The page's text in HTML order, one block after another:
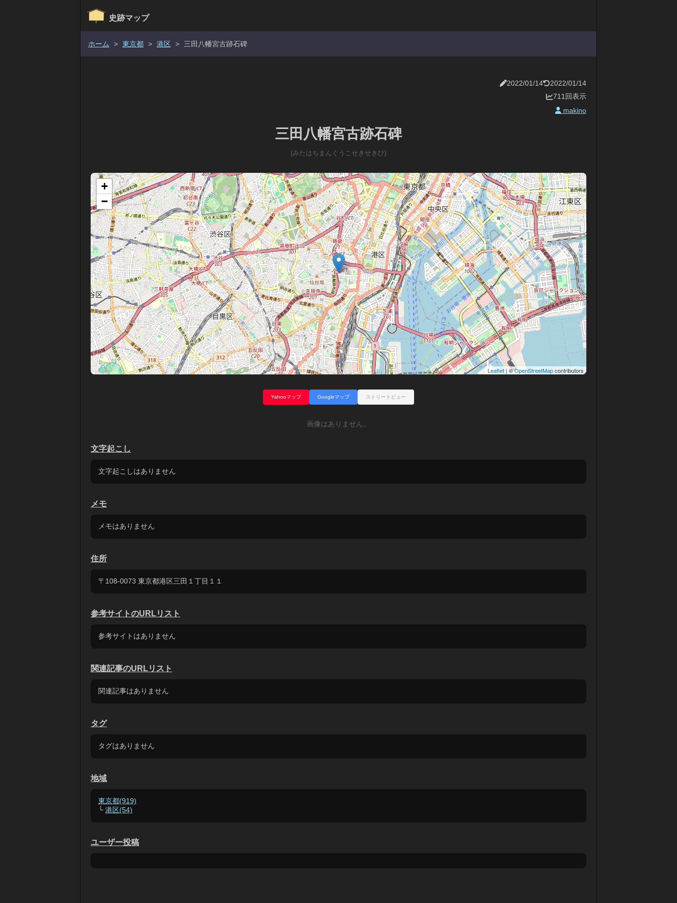
史跡マップ
ホーム > 東京都 > 港区 > 三田八幡宮古跡石碑
2022/01/14
2022/01/14
711回表示
makino
三田八幡宮古跡石碑
(みたはちまんぐうこせきせきひ)
+
−
Leaflet | ©OpenStreetMapcontributors
Yahooマップ Googleマップ ストリートビュー
画像はありません。
文字起こし
文字起こしはありません
メモ
メモはありません
住所
〒108-0073 東京都港区三田１丁目１１
参考サイトのURLリスト
参考サイトはありません
関連記事のURLリスト
関連記事はありません
タグ
タグはありません
地域
東京都(919)
└ 港区(54)
ユーザー投稿